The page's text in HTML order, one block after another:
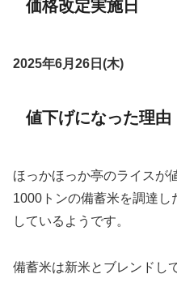
価格改定実施日
2025年6月26日(木)
値下げになった理由
ほっかほっか亭のライスが
1000トンの備蓄米を調達
しているようです。
備蓄米は新米とブレンドし